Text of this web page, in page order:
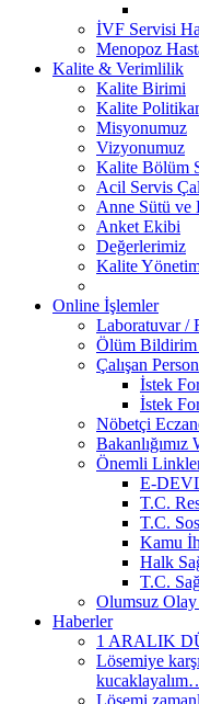
İVF Servisi
Menopoz
Kalite & Verimlilik
Kalite Birimi
Kalite
Misyonumuz
Vizyonumuz
Kalite Bölüm
Acil Servis
Anne Sütü ve
Anket Ekibi
Değerlerimiz
Kalite
Online İşlemler
Laboratuvar /
Ölüm Bildirim
Çalışan
İstek
İstek
Nöbetçi
Bakanlığımız
Önemli
E-
T.C.
T.C.
Kamu
Halk
T.C.
Olumsuz
Haberler
1 ARALIK
Lösemiye
Lösemi